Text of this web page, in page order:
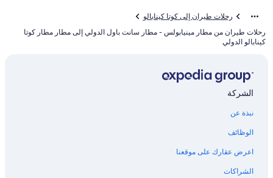
رحلات طيران إلى كوتا كينابالو
رحلات طيران من مطار مينيابولس - مطار سانت باول الدولي إلى مطار مطار كوتا
كينابالو الدولي
الشركة
نبذة عن
الوظائف
اعرض عقارك على موقعنا
الشراكات